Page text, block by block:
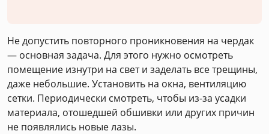
Не допустить повторного проникновения на чердак
— основная задача. Для этого нужно осмотреть
помещение изнутри на свет и заделать все трещины,
даже небольшие. Установить на окна, вентиляцию
сетки. Периодически смотреть, чтобы из-за усадки
материала, отошедшей обшивки или других причин
не появлялись новые лазы.